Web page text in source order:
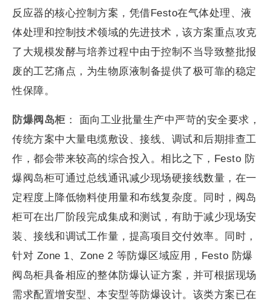
反应器的核心控制方案，凭借Festo在气体处理、液
体处理和控制技术领域的先进技术，该方案重点攻克
了大规模发酵与培养过程中由于控制不当导致整批报
废的工艺痛点，为生物原液制备提供了极可靠的稳定
性保障。
防爆阀岛柜： 面向工业批量生产中严苛的安全要求，
传统方案中大量电缆敷设、接线、调试和后期排查工
作，都会带来较高的综合投入。相比之下，Festo 防
爆阀岛柜可通过总线通讯减少现场硬接线数量，在一
定程度上降低物料使用量和布线复杂度。同时，阀岛
柜可在出厂阶段完成集成和测试，有助于减少现场安
装、接线和调试工作量，提高项目交付效率。同时，
针对 Zone 1、Zone 2 等防爆区域应用，Festo 防爆
阀岛柜具备相应的整体防爆认证方案，并可根据现场
需求配置增安型、本安型等防爆设计。该类方案已在